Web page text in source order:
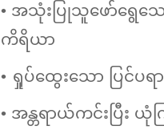
• အသုံးပြုသူဖော်ရွေသ
ကိရိယာ
• ရှုပ်ထွေးသော ပြင်
• အန္တရာယ်ကင်းပြီ